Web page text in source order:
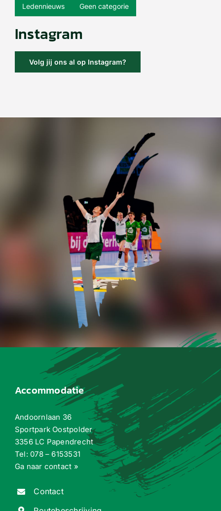
Ledennieuws Geen categorie
Instagram
Volg jij ons al op Instagram?
Accommodatie
Andoornlaan 36
Sportpark Oostpolder
3356 LC Papendrecht
Tel: 078 – 6153531
Ga naar contact »
Contact